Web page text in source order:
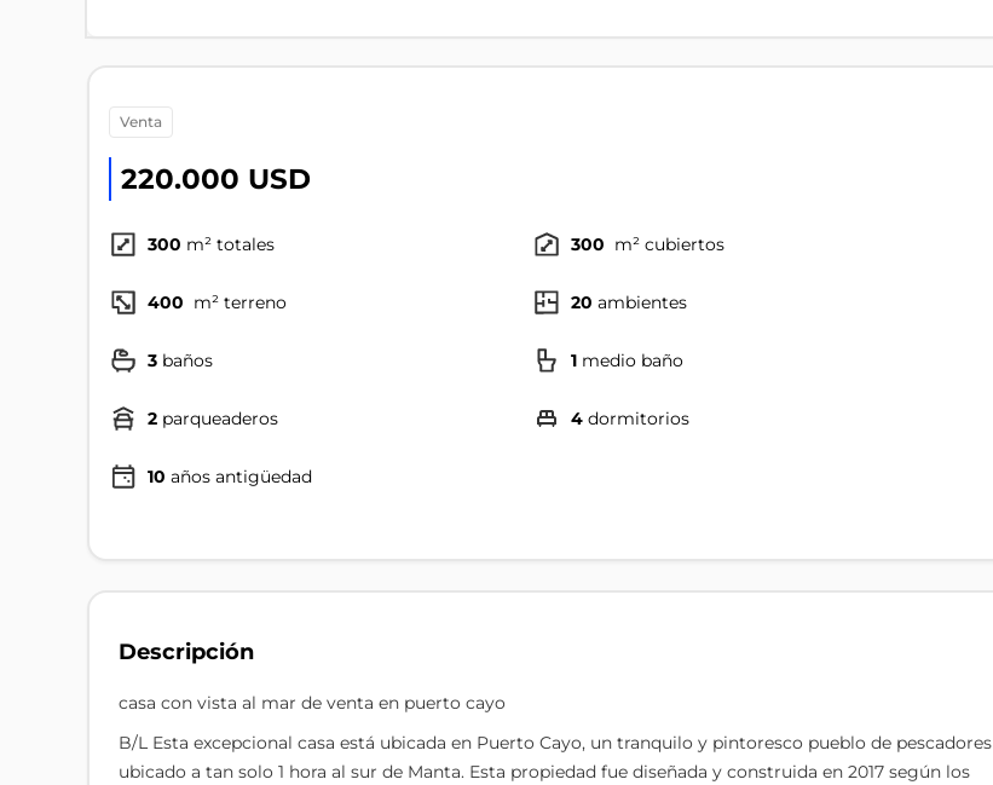
venta
220.000 USD
300 m² totales 300 m² cubiertos
400 m² terreno 20 ambientes
3 baños 1 medio baño
2 parqueaderos 4 dormitorios
10 años antigüedad
Descripción
casa con vista al mar de venta en puerto cayo
B/L Esta excepcional casa está ubicada en Puerto Cayo, un tranquilo y pintoresco pueblo de pescadores
ubicado a tan solo 1 hora al sur de Manta. Esta propiedad fue diseñada y construida en 2017 según los